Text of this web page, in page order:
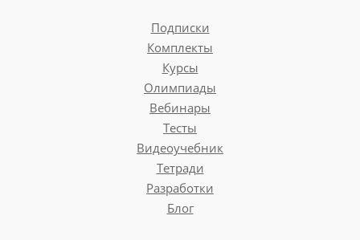
Подписки
Комплекты
Курсы
Олимпиады
Вебинары
Тесты
Видеоучебник
Тетради
Разработки
Блог